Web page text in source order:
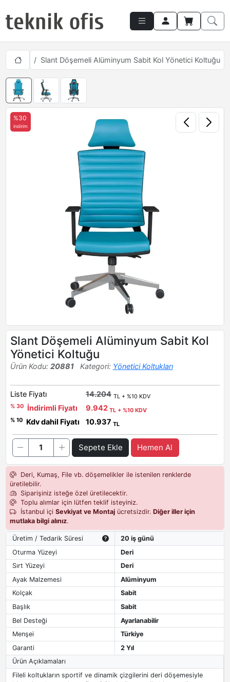
Slant Döşemeli Alüminyum Sabit Kol Yönetici Koltuğu
%30
indirim
Slant Döşemeli Alüminyum Sabit Kol
Yönetici Koltuğu
Ürün Kodu: 20881 Kategori: Yönetici Koltukları
Liste Fiyatı 14.204 TL + %10 KDV
% 30
İndirimli Fiyatı 9.942 TL + %10 KDV
% 10
Kdv dahil Fiyatı 10.937 TL
Sepete Ekle Hemen Al
Deri, Kumaş, File vb. döşemelikler ile istenilen renklerde
üretilebilir.
Siparişiniz isteğe özel üretilecektir.
Toplu alımlar için lütfen teklif isteyiniz.
İstanbul içi Sevkiyat ve Montajücretsizdir. Diğer iller için
mutlaka bilgi alınız.
Üretim / Tedarik Süresi
20 iş günü
Oturma Yüzeyi
Deri
Sırt Yüzeyi
Deri
Ayak Malzemesi
Alüminyum
Kolçak
Sabit
Başlık
Sabit
Bel Desteği
Ayarlanabilir
Menşei
Türkiye
Garanti
2 Yıl
Ürün Açıklamaları
Fileli koltukların sportif ve dinamik çizgilerini deri döşemesiyle